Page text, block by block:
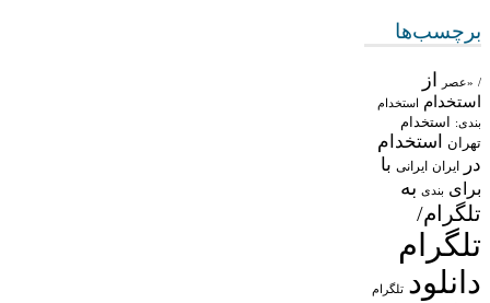
برچسب‌ها
/ «عصر از
استخدام استخدام
بندی: استخدام
تهران
استخدام
در
ایران ایرانی با
برای بندی به
تلگرام/
تلگرام
دانلود تلگرام